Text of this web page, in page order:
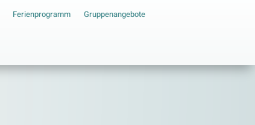
Ferienprogramm Gruppenangebote